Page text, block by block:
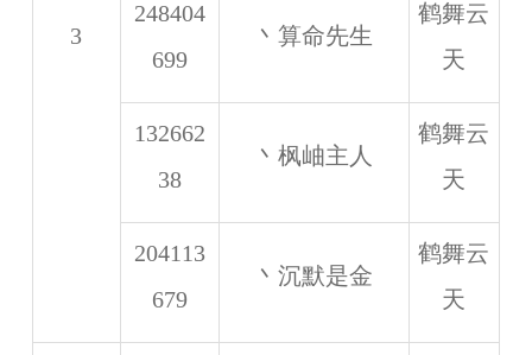
3
248404
699
丶算命先生
鹤舞云
天
132662
38
丶枫岫主人
鹤舞云
天
204113
679
丶沉默是金
鹤舞云
天